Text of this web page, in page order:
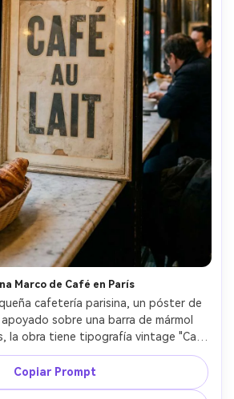
Marco de Café en París
cafetería parisina, un póster de
sobre una barra de mármol
la obra tiene tipografía vintage "Cafe
y carbón, luz de calle ambiental,
35mm, reflejos realistas, alta
sin marca de agua --ar 4:5
Copiar Prompt